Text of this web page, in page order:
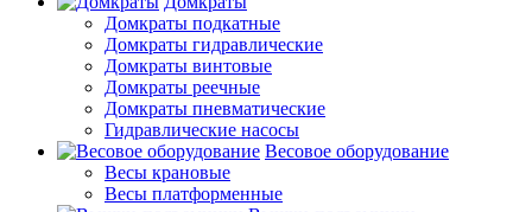
Домкраты подкатные
Домкраты гидравлические
Домкраты винтовые
Домкраты реечные
Домкраты пневматические
Гидравлические насосы
Весовое оборудование
Весы крановые
Весы платформенные